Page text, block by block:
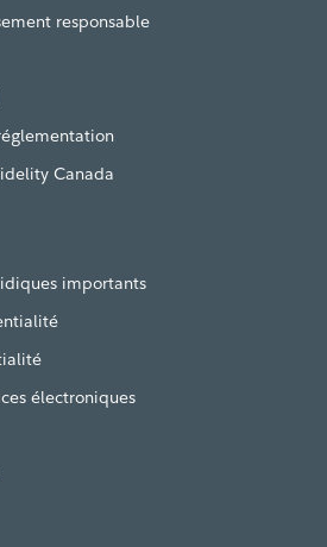
responsable
Canada
importants
électroniques